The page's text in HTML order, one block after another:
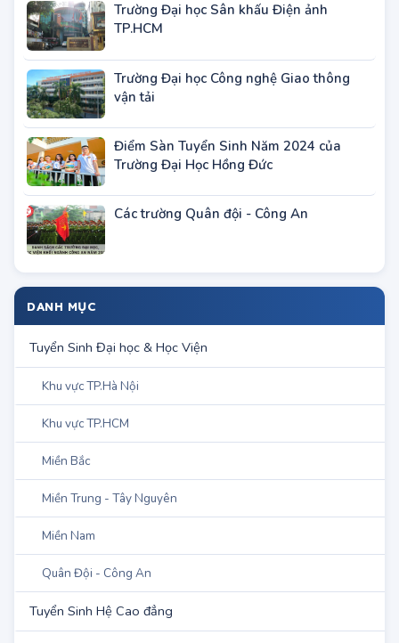
Trường Đại học Sân khấu Điện ảnh
TP.HCM
Trường Đại học Công nghệ Giao thông
vận tải
Điểm Sàn Tuyển Sinh Năm 2024 của
Trường Đại Học Hồng Đức
Các trường Quân đội - Công An
DANH MỤC
Tuyển Sinh Đại học & Học Viện
Khu vực TP.Hà Nội
Khu vực TP.HCM
Miền Bắc
Miền Trung - Tây Nguyên
Miền Nam
Quân Đội - Công An
Tuyển Sinh Hệ Cao đẳng